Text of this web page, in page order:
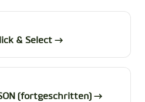
& Select →
(fortgeschritten) →